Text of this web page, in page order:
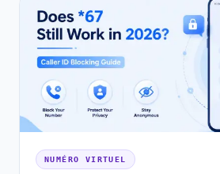
NUMÉRO VIRTUEL